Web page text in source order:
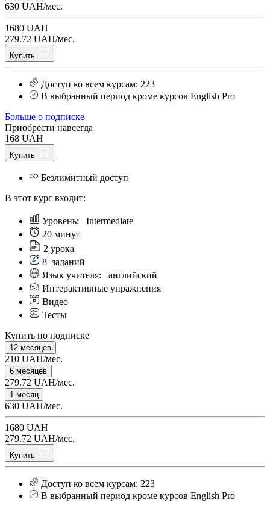
630 UAH/мес.
1680 UAH
279.72 UAH/мес.
Купить
Доступ ко всем курсам: 223
В выбранный период кроме курсов English Pro
Больше о подписке
Приобрести навсегда
168 UAH
Купить
Безлимитный доступ
В этот курс входит:
Уровень: Intermediate
20 минут
2 урока
8 заданий
Язык учителя: английский
Интерактивные упражнения
Видео
Тесты
Купить по подписке
12 месяцев
210 UAH/мес.
6 месяцев
279.72 UAH/мес.
1 месяц
630 UAH/мес.
1680 UAH
279.72 UAH/мес.
Купить
Доступ ко всем курсам: 223
В выбранный период кроме курсов English Pro